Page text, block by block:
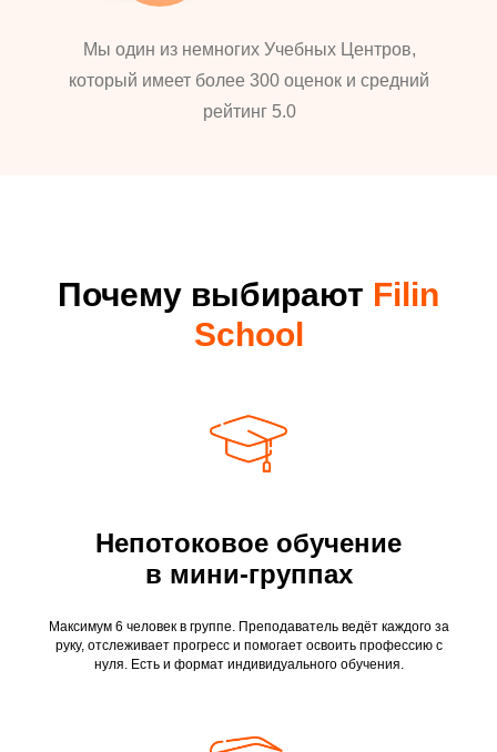
Мы один из немногих Учебных Центров,
который имеет более 300 оценок и средний
рейтинг 5.0
Почему выбирают Filin
School
Непотоковое обучение
в мини-группах
Максимум 6 человек в группе. Преподаватель ведёт каждого за
руку, отслеживает прогресс и помогает освоить профессию с
нуля. Есть и формат индивидуального обучения.